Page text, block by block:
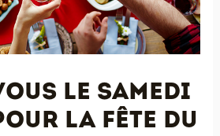
le samedi
la fête du